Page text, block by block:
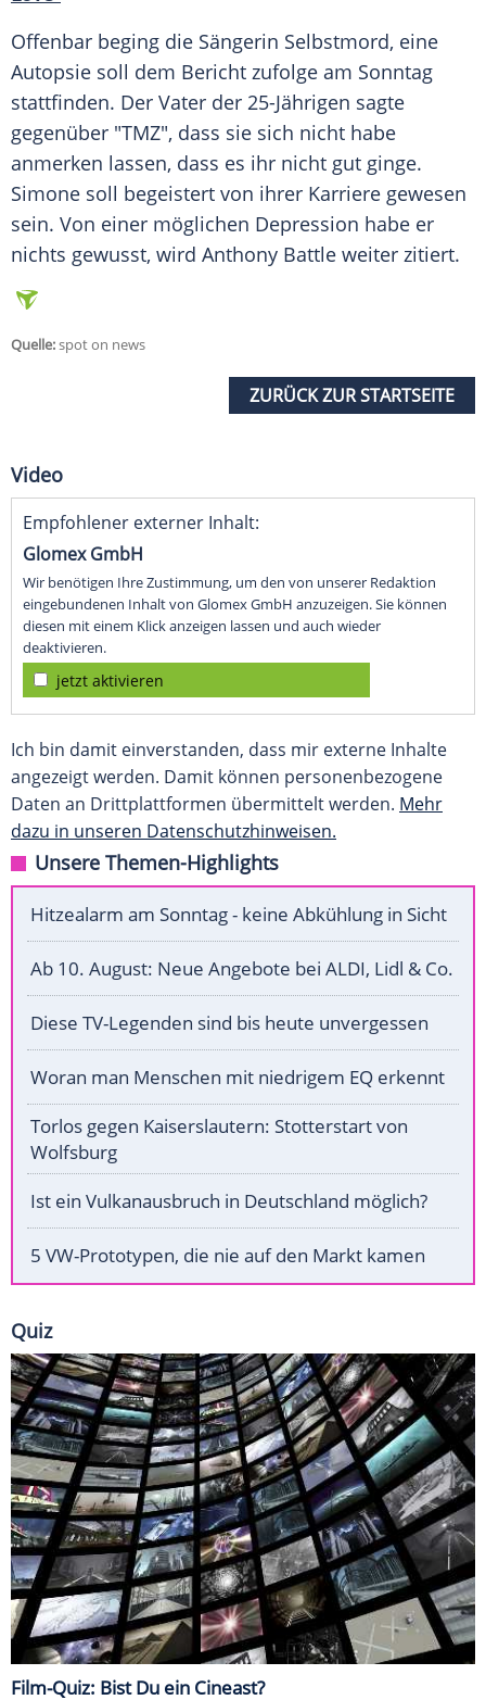
Offenbar beging die Sängerin Selbstmord, eine
Autopsie soll dem Bericht zufolge am Sonntag
stattfinden. Der Vater der 25-Jährigen sagte
gegenüber "TMZ", dass sie sich nicht habe
anmerken lassen, dass es ihr nicht gut ginge.
Simone soll begeistert von ihrer Karriere gewesen
sein. Von einer möglichen Depression habe er
nichts gewusst, wird Anthony Battle weiter zitiert.
Quelle:spot on news
ZURÜCK ZUR STARTSEITE
Video
Empfohlener externer Inhalt:
Glomex GmbH
Wir benötigen Ihre Zustimmung, um den von unserer Redaktion
eingebundenen Inhalt von Glomex GmbH anzuzeigen. Sie können
diesen mit einem Klick anzeigen lassen und auch wieder
deaktivieren.
jetzt aktivieren
Ich bin damit einverstanden, dass mir externe Inhalte
angezeigt werden. Damit können personenbezogene
Daten an Drittplattformen übermittelt werden. Mehr
dazu in unseren Datenschutzhinweisen.
Unsere Themen-Highlights
Hitzealarm am Sonntag - keine Abkühlung in Sicht
Ab 10. August: Neue Angebote bei ALDI, Lidl & Co.
Diese TV-Legenden sind bis heute unvergessen
Woran man Menschen mit niedrigem EQ erkennt
Torlos gegen Kaiserslautern: Stotterstart von
Wolfsburg
Ist ein Vulkanausbruch in Deutschland möglich?
5 VW-Prototypen, die nie auf den Markt kamen
Quiz
Film-Quiz: Bist Du ein Cineast?